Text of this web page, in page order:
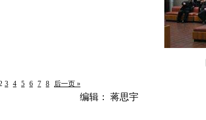
3 4 5 6 7 8 后一页 »
编辑： 蒋思宇